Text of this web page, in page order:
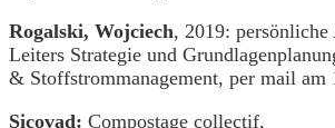
Rogalski, Wojciech, 2019:
Leiters Strategie und
& Stoffstrommanagement, per mail am
Sicovad: Compostage collectif,